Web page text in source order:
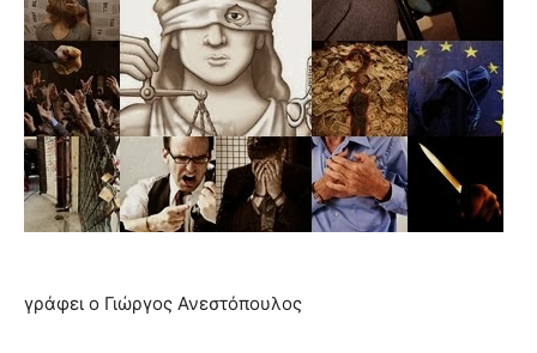
γράφει ο Γιώργος Ανεστόπουλος